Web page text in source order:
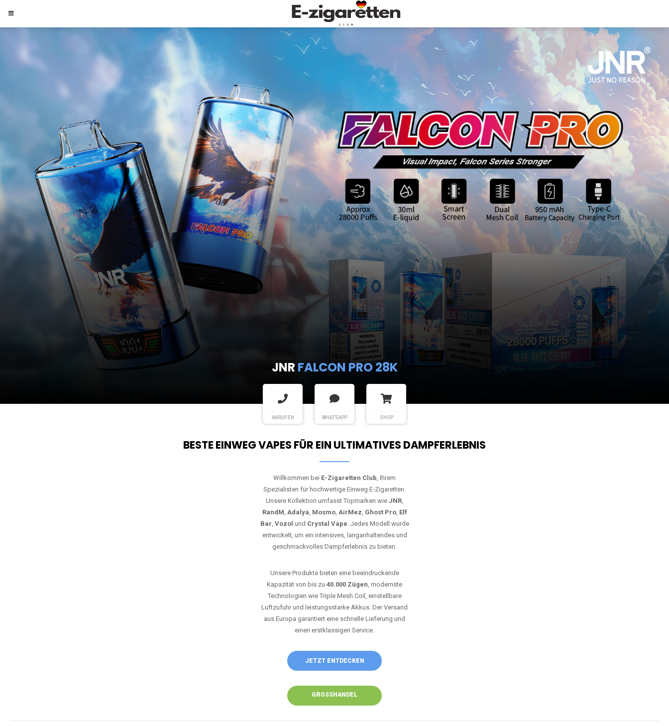
JNRSHISHA HOOKAH MAX
ANRUFEN WHATSAPP SHOP
BESTE EINWEG VAPES FÜR EIN ULTIMATIVES DAMPFERLEBNIS
Willkommen bei E-Zigaretten Club, Ihrem
Spezialisten für hochwertige Einweg E-Zigaretten.
Unsere Kollektion umfasst Topmarken wie JNR,
RandM, Adalya, Mosmo, AirMez, Ghost Pro, Elf
Bar, Vozol und Crystal Vape. Jedes Modell wurde
entwickelt, um ein intensives, langanhaltendes und
geschmackvolles Dampferlebnis zu bieten.
Unsere Produkte bieten eine beeindruckende
Kapazität von bis zu 40.000 Zügen, modernste
Technologien wie Triple Mesh Coil, einstellbare
Luftzufuhr und leistungsstarke Akkus. Der Versand
aus Europa garantiert eine schnelle Lieferung und
einen erstklassigen Service.
JETZT ENTDECKEN
GROSSHANDEL